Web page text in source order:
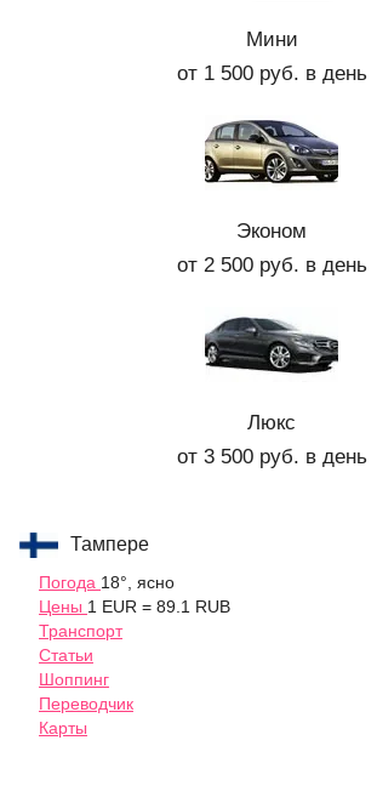
Мини
от 1 500 руб. в день
Эконом
от 2 500 руб. в день
Люкс
от 3 500 руб. в день
Тампере
Погода 18°, ясно
Цены 1 EUR = 89.1 RUB
Транспорт
Статьи
Шоппинг
Переводчик
Карты